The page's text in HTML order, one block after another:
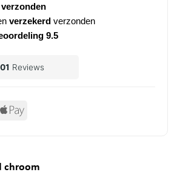
verzekerdverzonden
9.5
Apple
chroom